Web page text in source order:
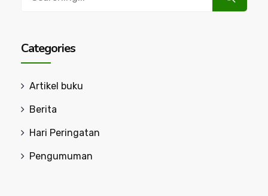
Categories
Artikel buku
Berita
Hari Peringatan
Pengumuman